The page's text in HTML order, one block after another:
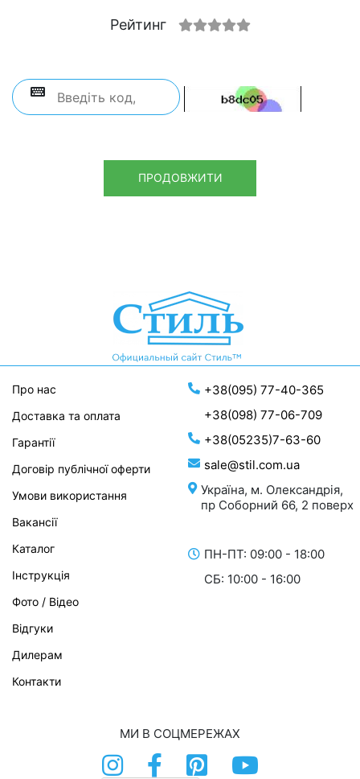
Рейтинг
ПРОДОВЖИТИ
+38(095) 77-40-365
+38(098) 77-06-709
+38(05235)7-63-60
sale@stil.com.ua
Україна, м. Олександрія,
пр Соборний 66, 2 поверх
ПН-ПТ: 09:00 - 18:00
СБ: 10:00 - 16:00
Про нас
Доставка та оплата
Гарантії
Договір публічної оферти
Умови використання
Вакансії
Каталог
Інструкція
Фото / Відео
Відгуки
Дилерам
Контакти
МИ В СОЦМЕРЕЖАХ